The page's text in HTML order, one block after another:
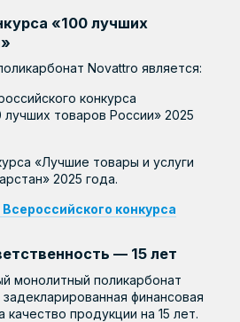
«100 лучших
Novattro является:
конкурса
товаров России» 2025
«Лучшие товары и услуги
2025 года.
конкурса
— 15 лет
монолитный поликарбонат
финансовая
качество продукции на 15 лет.